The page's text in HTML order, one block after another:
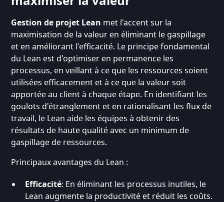
Gestion de projet Lean met l'accent sur la
maximisation de la valeur en éliminant le gaspillage
et en améliorant l'efficacité. Le principe fondamental
du Lean est d'optimiser en permanence les
processus, en veillant à ce que les ressources soient
utilisées efficacement et à ce que la valeur soit
apportée au client à chaque étape. En identifiant les
goulots d'étranglement et en rationalisant les flux de
travail, le Lean aide les équipes à obtenir des
résultats de haute qualité avec un minimum de
gaspillage de ressources.
Principaux avantages du Lean :
Efficacité: En éliminant les processus inutiles, le
Lean augmente la productivité et réduit les coûts.